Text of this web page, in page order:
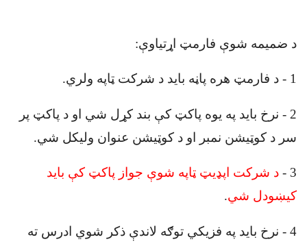
د ضميمه شوې فارمټ اړتیاوې:
1
- د فارمټ هره پاڼه باید د شرکت ټاپه ولري.
2
- نرخ باید په یوه پاکټ کې بند کړل شي او د پاکټ پر
سر د کوټيشن نمبر او د کوټیشن عنوان وليکل شي.
3
- د شرکت اپډيټ ټاپه شوې جواز پاکټ کې بايد
کيښودل شي.
4
- نرخ باید په فزیکي توګه لاندې ذکر شوي ادرس ته